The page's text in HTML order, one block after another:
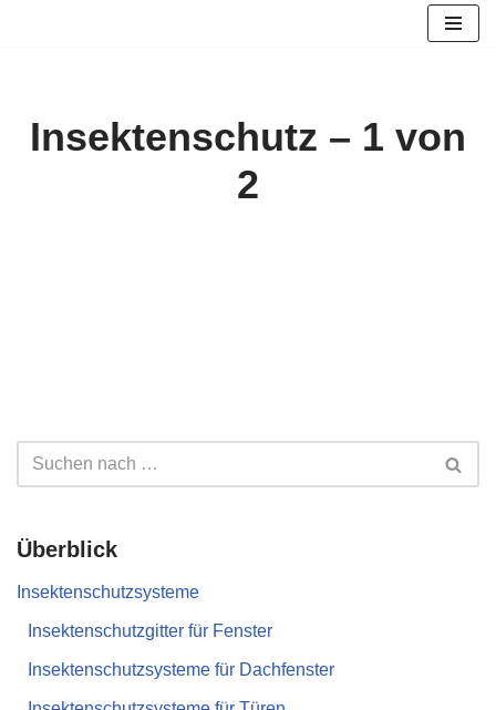
Insektenschutz – 1 von
2
Überblick
Insektenschutzsysteme
Insektenschutzgitter für Fenster
Insektenschutzsysteme für Dachfenster